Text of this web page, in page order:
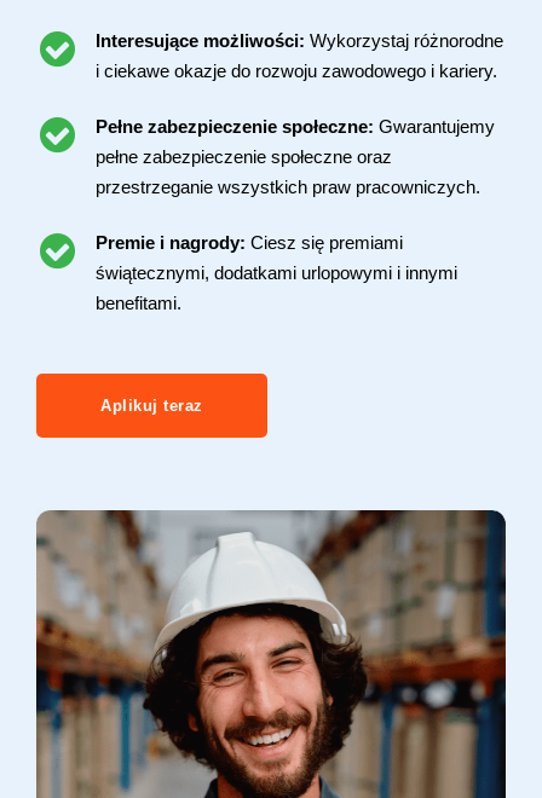
Interesujące możliwości: Wykorzystaj różnorodne
i ciekawe okazje do rozwoju zawodowego i kariery.
Pełne zabezpieczenie społeczne: Gwarantujemy
pełne zabezpieczenie społeczne oraz
przestrzeganie wszystkich praw pracowniczych.
Premie i nagrody: Ciesz się premiami
świątecznymi, dodatkami urlopowymi i innymi
benefitami.
Aplikuj teraz